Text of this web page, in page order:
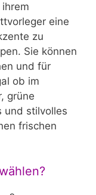
eine
zu
Sie können
und für
ob im
grüne
und stilvolles
frischen